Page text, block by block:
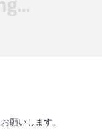
願いします。